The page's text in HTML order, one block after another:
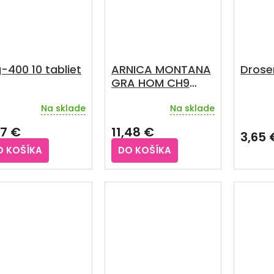
400 10 tabliet
Na sklade
€
KOŠÍKA
ARNICA MONTANA
GRA HOM CH9
produktu
4,0
z
5
Na sklade
11,48 €
DO KOŠÍKA
3,65